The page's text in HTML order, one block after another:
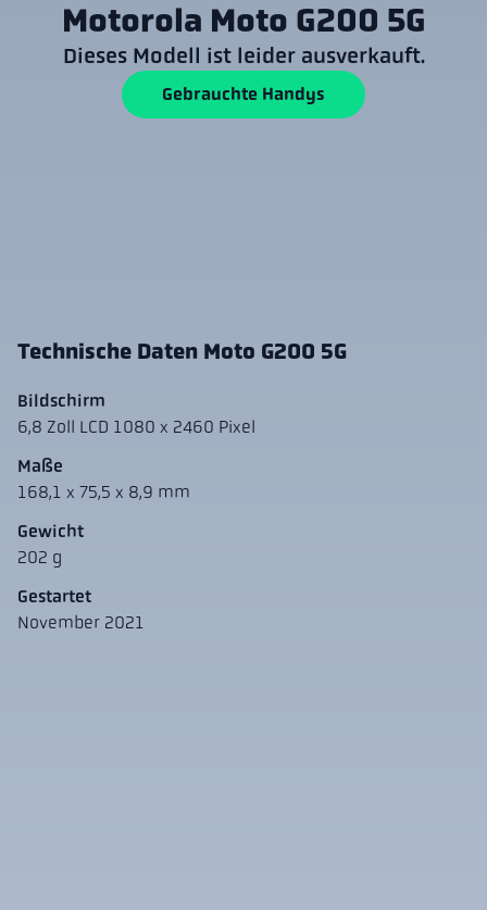
Technische Daten Moto G200 5G
Bildschirm
6,8 Zoll LCD 1080 x 2460 Pixel
Maße
168,1 x 75,5 x 8,9 mm
Gewicht
202 g
Gestartet
November 2021
Motorola Moto G200 5G
Dieses Modell ist leider ausverkauft.
Gebrauchte Handys